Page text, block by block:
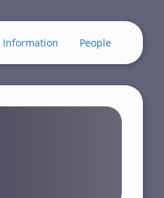
Information People